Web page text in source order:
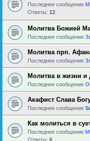
Последнее сообщение
Ответы: 12
Молитва Божией
Последнее сообщение
Молитва прп.
Последнее сообщение
Молитва в жизни и
Последнее сообщение
Акафист Слава
Последнее сообщение
Как молиться в
Последнее сообщение
Ответы: 6